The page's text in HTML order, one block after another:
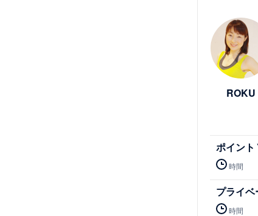
ROKU
ポイント
時間
プライ
時間